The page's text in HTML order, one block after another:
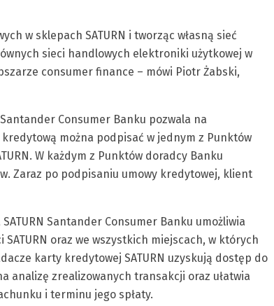
w sklepach SATURN i tworząc własną sieć
sieci handlowych elektroniki użytkowej w
consumer finance – mówi Piotr Żabski,
Consumer Banku pozwala na
można podpisać w jednym z Punktów
W każdym z Punktów doradcy Banku
Zaraz po podpisaniu umowy kredytowej, klient
Santander Consumer Banku umożliwia
oraz we wszystkich miejscach, w których
karty kredytowej SATURN uzyskują dostęp do
analizę zrealizowanych transakcji oraz ułatwia
i terminu jego spłaty.